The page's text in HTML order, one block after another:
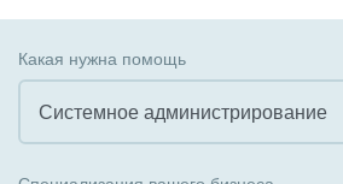
Какая нужна помощь
Системное администрирование